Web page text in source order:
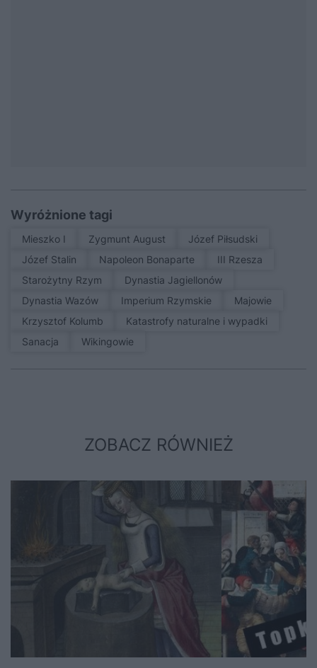
Wyróżnione tagi
Mieszko I Zygmunt August
Józef Piłsudski
Józef Stalin
Napoleon Bonaparte
III Rzesza
Starożytny Rzym
Dynastia Jagiellonów
Dynastia Wazów
Imperium Rzymskie
Majowie
Krzysztof Kolumb
Katastrofy naturalne i wypadki
sanacja
Wikingowie
ZOBACZ RÓWNIEŻ